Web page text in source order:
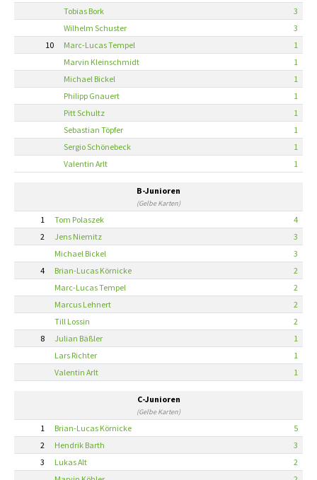
Tobias Bork
3
Wilhelm Schuster
3
10
Marc-Lucas Tempel
1
Marvin Kleinschmidt
1
Michael Bickel
1
Philipp Gnauert
1
Pitt Schultz
1
Sebastian Töpfer
1
Sergio Schönebeck
1
Valentin Arlt
1
B-Junioren
(Gelbe Karten)
1 Tom Polaszek
4
2
Jens Niemitz
3
Michael Bickel
3
4
Brian-Lucas Körnicke
2
Marc-Lucas Tempel
2
Marcus Lehnert
2
Till Lossin
2
8
Julian Bäßler
1
Lars Richter
1
Valentin Arlt
1
C-Junioren
(Gelbe Karten)
1 Brian-Lucas Körnicke
5
2
Hendrik Barth
3
3
Lukas Alt
2